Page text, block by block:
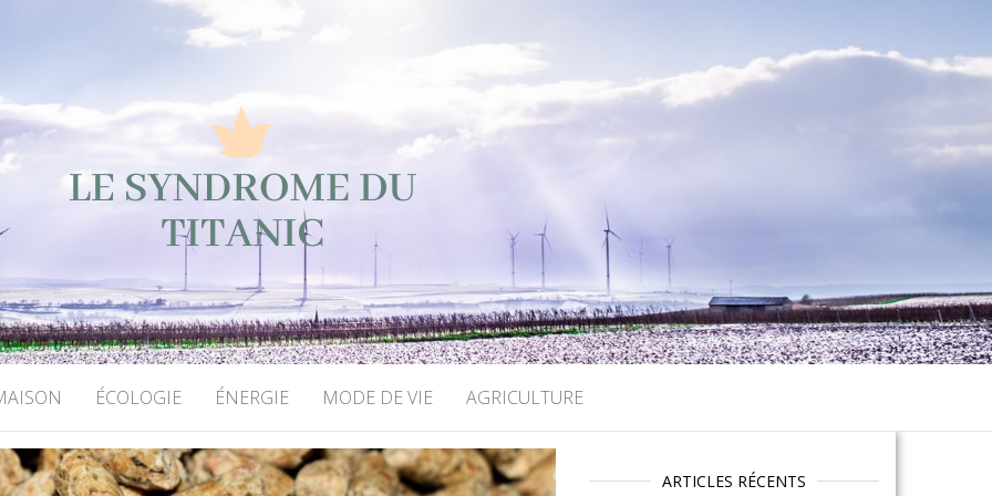
DU TITANIC
ÉCOLOGIE ÉNERGIE MODE DE VIE AGRICULTURE
ARTICLES RÉCENTS